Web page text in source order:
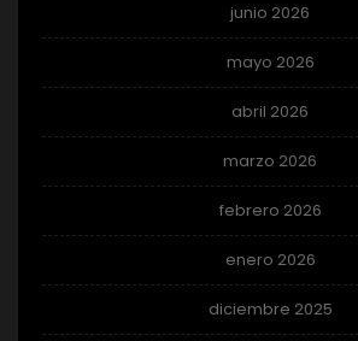
junio 2026
mayo 2026
abril 2026
marzo 2026
febrero 2026
enero 2026
diciembre 2025